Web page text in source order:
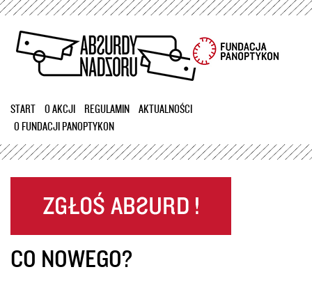
Przejdź
treści
START O AKCJI REGULAMIN
AKTUALNOŚCI
O FUNDACJI PANOPTYKON
CO NOWEGO?